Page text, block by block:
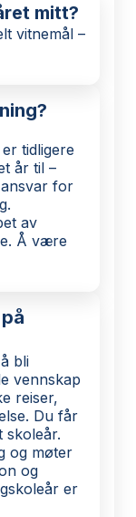
mitt?
vitnemål –
tidligere
år til –
for
av
Å være
bli
vennskap
reiser,
Du får
skoleår.
og møter
og
er